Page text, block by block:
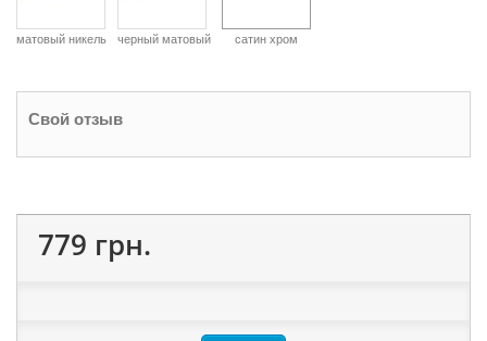
матовый никель черный матовый сатин хром
Свой отзыв
779 грн.